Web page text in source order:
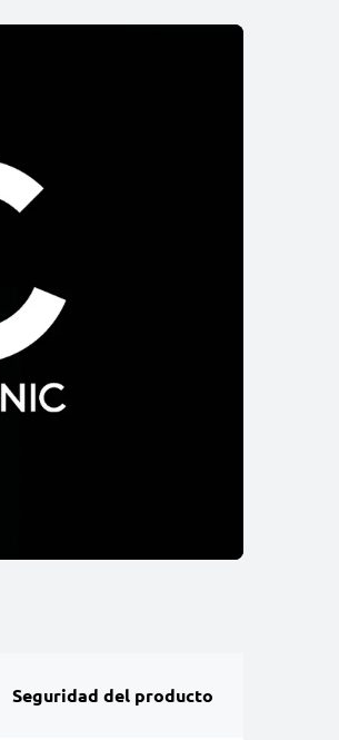
Seguridad del producto